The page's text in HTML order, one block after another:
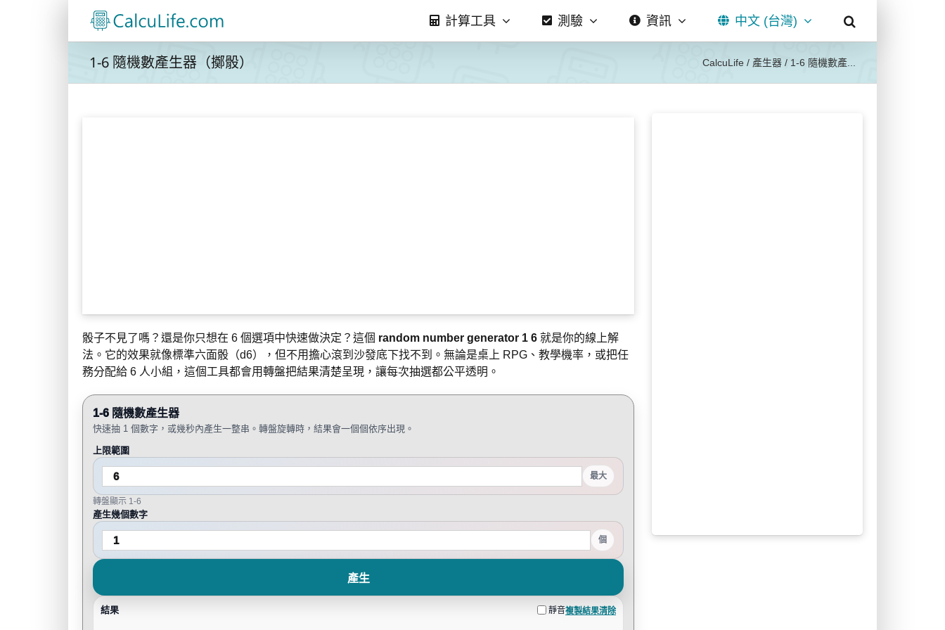
計算工具 測驗 資訊 中文 (台灣)
1-6 隨機數產生器（擲骰） CalcuLife / 產生器 / 1-6 隨機數產...
骰子不見了嗎？還是你只想在 6 個選項中快速做決定？這個 random number generator 1 6 就是你的線上解
法。它的效果就像標準六面骰（d6），但不用擔心滾到沙發底下找不到。無論是桌上 RPG、教學機率，或把任
務分配給 6 人小組，這個工具都會用轉盤把結果清楚呈現，讓每次抽選都公平透明。
1-6 隨機數產生器
快速抽 1 個數字，或幾秒內產生一整串。轉盤旋轉時，結果會一個個依序出現。
上限範圍
最大
轉盤顯示 1-6
產生幾個數字
個
產生
結果 靜音複製結果清除